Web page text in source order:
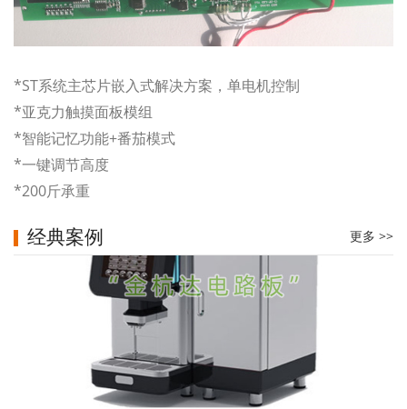
*ST系统主芯片嵌入式解决方案，单电机控制
*亚克力触摸面板模组
*智能记忆功能+番茄模式
*一键调节高度
*200斤承重
经典案例 更多 >>